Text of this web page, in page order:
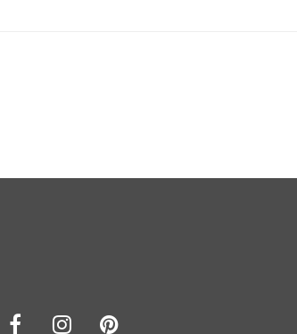
Facebook
Instagram
Pinterest